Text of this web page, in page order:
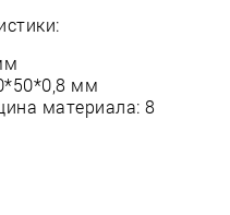
мм
материала: 8